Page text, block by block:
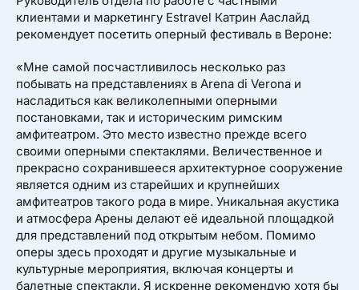
клиентами и маркетингу Estravel Катрин Ааслайд
рекомендует посетить оперный фестиваль в Вероне:
«Мне самой посчастливилось несколько раз
побывать на представлениях в Arena di Verona и
насладиться как великолепными оперными
постановками, так и историческим римским
амфитеатром. Это место известно прежде всего
своими оперными спектаклями. Величественное и
прекрасно сохранившееся архитектурное сооружение
является одним из старейших и крупнейших
амфитеатров такого рода в мире. Уникальная акустика
и атмосфера Арены делают её идеальной площадкой
для представлений под открытым небом. Помимо
оперы здесь проходят и другие музыкальные и
культурные мероприятия, включая концерты и
балетные спектакли. Я искренне рекомендую хотя бы